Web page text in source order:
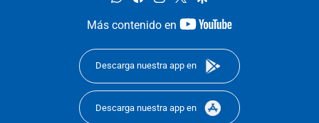
Más contenido en
youtube-
Descarga nuestra app en
Descarga nuestra app en